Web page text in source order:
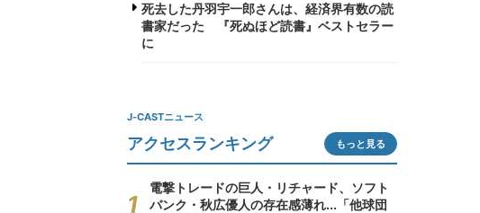
死去した丹羽宇一郎さんは、経済界有数の読
書家だった 『死ぬほど読書』ベストセラー
に
J-CASTニュース
アクセスランキング もっと見る
電撃トレードの巨人・リチャード、ソフト
バンク・秋広優人の存在感薄れ...「他球団